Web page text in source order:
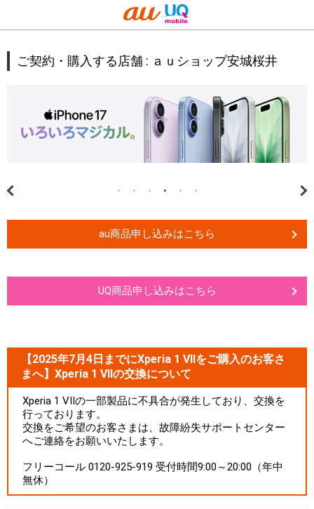
ご契約・購入する店舗 : ａｕショップ安城桜井
au商品申し込みはこちら
UQ商品申し込みはこちら
【2025年7月4日までにXperia 1 VIIをご購入のお客さ
まへ】Xperia 1 VIIの交換について
Xperia 1 VIIの一部製品に不具合が発生しており、交換を
行っております。
交換をご希望のお客さまは、故障紛失サポートセンター
へご連絡をお願いいたします。
フリーコール 0120-925-919 受付時間9:00～20:00（年中
無休）